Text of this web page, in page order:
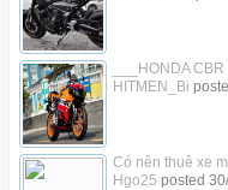
___HONDA
HITMEN_Bi
Có nên thuê xe
Hgo25 posted